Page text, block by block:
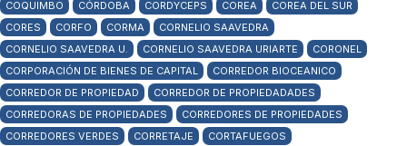
COQUIMBO
CÓRDOBA CORDYCEPS COREA
COREA DEL SUR
CORES
CORFO CORMA
CORNELIO SAAVEDRA
CORNELIO SAAVEDRA U.
CORNELIO SAAVEDRA URIARTE
CORONEL
CORPORACIÓN DE BIENES DE CAPITAL
CORREDOR BIOCEANICO
CORREDOR DE PROPIEDAD
CORREDOR DE PROPIEDADADES
CORREDORAS DE PROPIEDADES
CORREDORES DE PROPIEDADES
CORREDORES VERDES
CORRETAJE
CORTAFUEGOS